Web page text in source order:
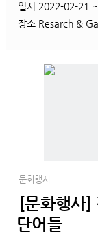
일시 2022-02-21
장소 Resarch &
문화행사
[문화행사]
단어들